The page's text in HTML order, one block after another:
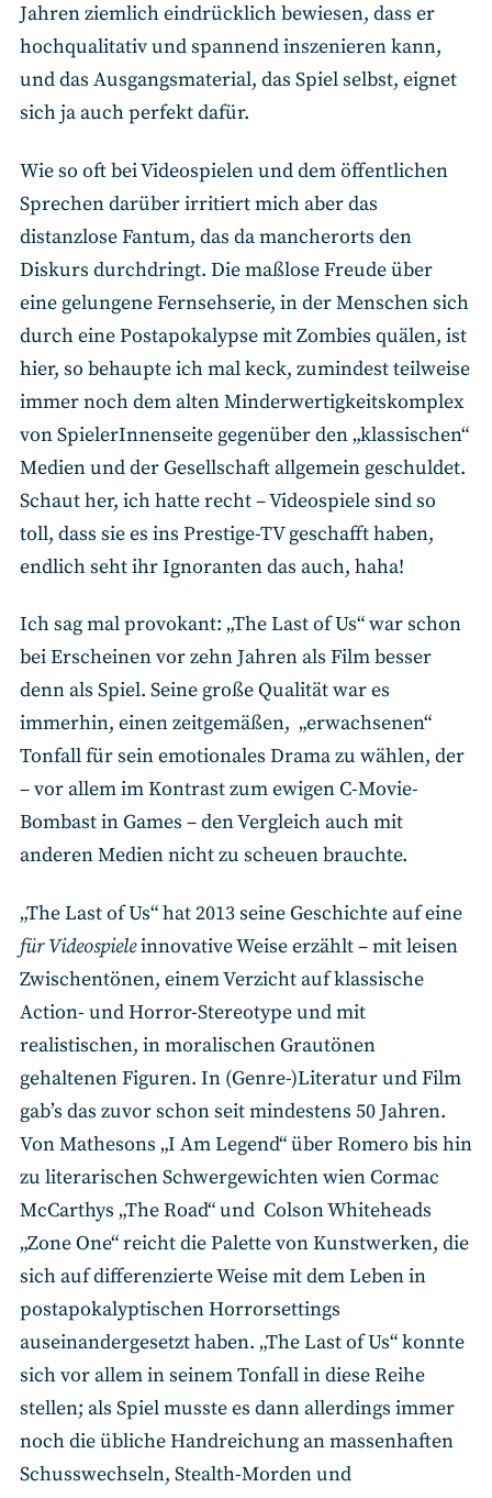
Jahren ziemlich eindrücklich bewiesen, dass er
hochqualitativ und spannend inszenieren kann,
und das Ausgangsmaterial, das Spiel selbst, eignet
sich ja auch perfekt dafür.
Wie so oft bei Videospielen und dem öffentlichen
Sprechen darüber irritiert mich aber das
distanzlose Fantum, das da mancherorts den
Diskurs durchdringt. Die maßlose Freude über
eine gelungene Fernsehserie, in der Menschen sich
durch eine Postapokalypse mit Zombies quälen, ist
hier, so behaupte ich mal keck, zumindest teilweise
immer noch dem alten Minderwertigkeitskomplex
von SpielerInnenseite gegenüber den „klassischen“
Medien und der Gesellschaft allgemein geschuldet.
Schaut her, ich hatte recht – Videospiele sind so
toll, dass sie es ins Prestige-TV geschafft haben,
endlich seht ihr Ignoranten das auch, haha!
Ich sag mal provokant: „The Last of Us“ war schon
bei Erscheinen vor zehn Jahren als Film besser
denn als Spiel. Seine große Qualität war es
immerhin, einen zeitgemäßen, „erwachsenen“
Tonfall für sein emotionales Drama zu wählen, der
– vor allem im Kontrast zum ewigen C-Movie-
Bombast in Games – den Vergleich auch mit
anderen Medien nicht zu scheuen brauchte.
„The Last of Us“ hat 2013 seine Geschichte auf eine
für Videospieleinnovative Weise erzählt – mit leisen
Zwischentönen, einem Verzicht auf klassische
Action- und Horror-Stereotype und mit
realistischen, in moralischen Grautönen
gehaltenen Figuren. In (Genre-)Literatur und Film
gab’s das zuvor schon seit mindestens 50 Jahren.
Von Mathesons „I Am Legend“ über Romero bis hin
zu literarischen Schwergewichten wien Cormac
McCarthys „The Road“ und Colson Whiteheads
„Zone One“ reicht die Palette von Kunstwerken, die
sich auf differenzierte Weise mit dem Leben in
postapokalyptischen Horrorsettings
auseinandergesetzt haben. „The Last of Us“ konnte
sich vor allem in seinem Tonfall in diese Reihe
stellen; als Spiel musste es dann allerdings immer
noch die übliche Handreichung an massenhaften
Schusswechseln, Stealth-Morden und